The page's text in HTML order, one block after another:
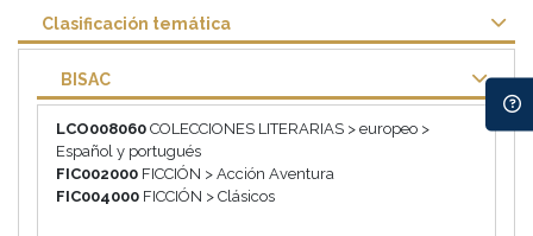
Clasificación temática
BISAC
LCO008060 COLECCIONES LITERARIAS > europeo >
Español y portugués
FIC002000 FICCIÓN > Acción Aventura
FIC004000 FICCIÓN > Clásicos